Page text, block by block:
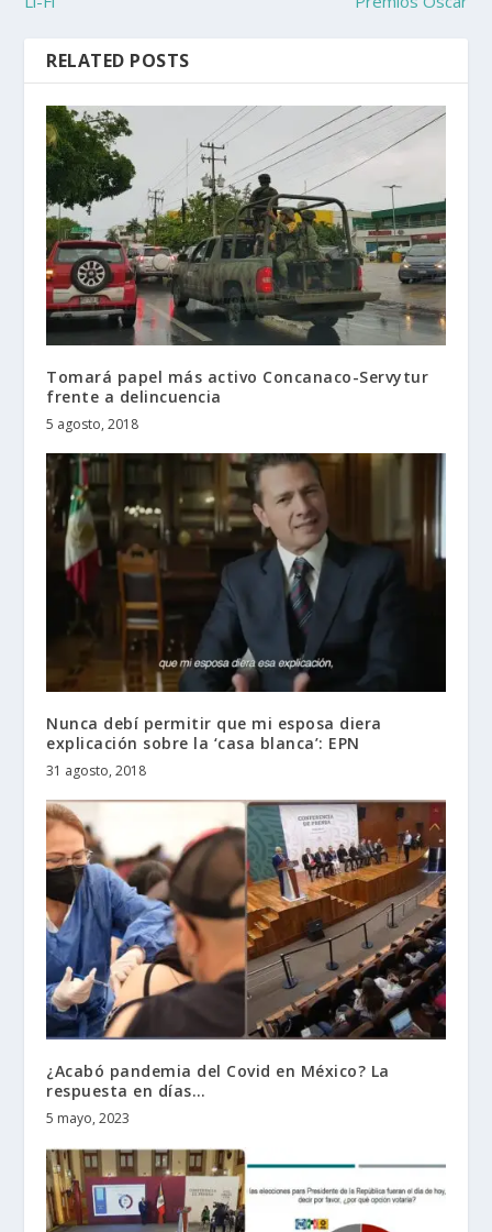
RELATED POSTS
Tomará papel más activo Concanaco-Servytur
frente a delincuencia
5 agosto, 2018
Nunca debí permitir que mi esposa diera
explicación sobre la ‘casa blanca’: EPN
31 agosto, 2018
¿Acabó pandemia del Covid en México? La
respuesta en días…
5 mayo, 2023